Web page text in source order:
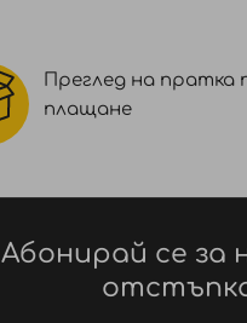
Преглед на пратка
плащане
Абонирай се за